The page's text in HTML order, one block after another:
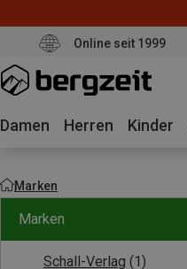
Online seit 1999
Damen Herren Kinder
Marken
Marken
Schall-Verlag (1)